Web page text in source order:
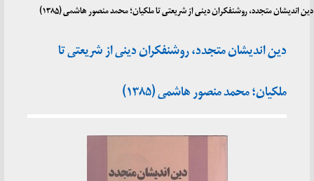
دین اندیشان متجدد، روشنفکران دینی از شریعتی تا ملکیان؛ محمد منصور هاشمی (۱۳۸۵)
دین اندیشان متجدد، روشنفکران دینی از شریعتی تا
ملکیان؛ محمد منصور هاشمی (۱۳۸۵)